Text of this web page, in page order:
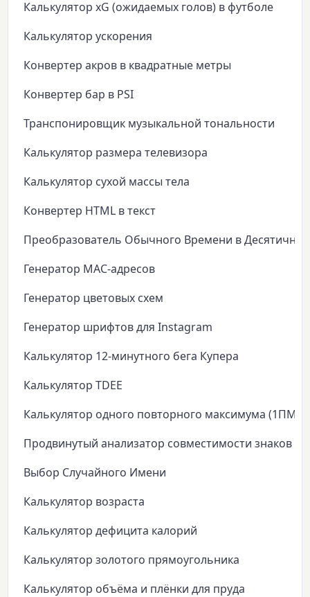
Калькулятор xG (ожидаемых голов) в футболе
Калькулятор ускорения
Конвертер акров в квадратные метры
Конвертер бар в PSI
Транспонировщик музыкальной тональности
Калькулятор размера телевизора
Калькулятор сухой массы тела
Конвертер HTML в текст
Преобразователь Обычного Времени в
Генератор MAC-адресов
Генератор цветовых схем
Генератор шрифтов для Instagram
Калькулятор 12-минутного бега Купера
Калькулятор TDEE
Калькулятор одного повторного максимума (1ПМ)
Продвинутый анализатор совместимости знаков
Выбор Случайного Имени
Калькулятор возраста
Калькулятор дефицита калорий
Калькулятор золотого прямоугольника
Калькулятор объёма и плёнки для пруда